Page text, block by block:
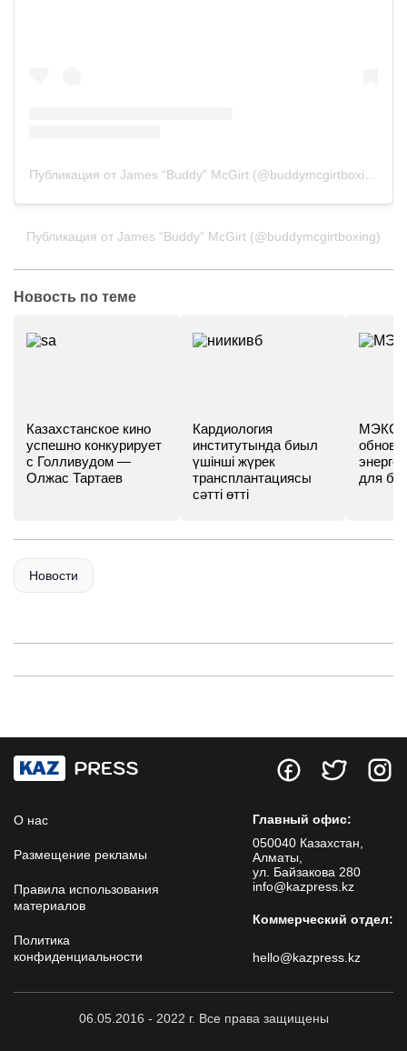
Публикация от James “Buddy” McGirt (@buddymcgirtboxing)
Публикация от James “Buddy” McGirt (@buddymcgirtboxing)
Новость по теме
Казахстанское кино
успешно конкурирует
с Голливудом —
Олжас Тартаев
Кардиология
институтында биыл
үшінші жүрек
трансплантациясы
сәтті өтті
МЭКС -
для
Новости
О нас
Размещение рекламы
Правила использования
материалов
Политика
конфиденциальности
Главный офис:
050040 Казахстан,
Алматы,
ул. Байзакова 280
info@kazpress.kz
Коммерческий отдел:
hello@kazpress.kz
06.05.2016 - 2022 г. Все права защищены